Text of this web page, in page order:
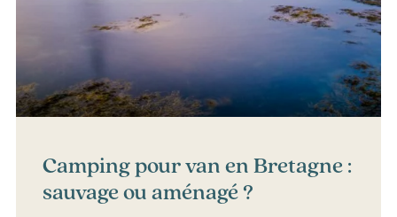
Camping pour van en Bretagne :
sauvage ou aménagé ?